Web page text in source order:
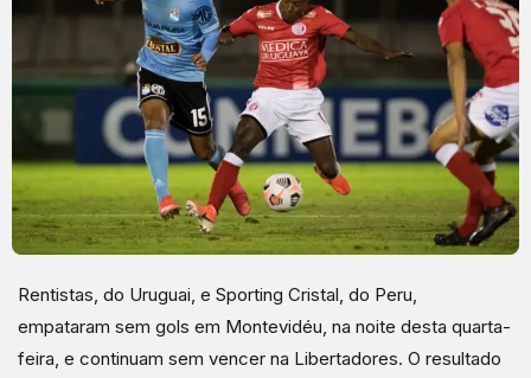
Rentistas, do Uruguai, e Sporting Cristal, do Peru,
empataram sem gols em Montevidéu, na noite desta quarta-
feira, e continuam sem vencer na Libertadores. O resultado